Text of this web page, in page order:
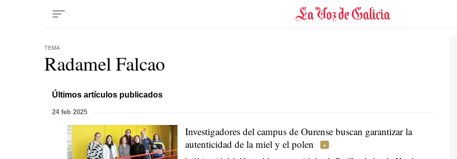
TEMA
Radamel Falcao
Últimos artículos publicados
24 feb 2025
Investigadores del campus de Ourense buscan garantizar la
autenticidad de la miel y el polen